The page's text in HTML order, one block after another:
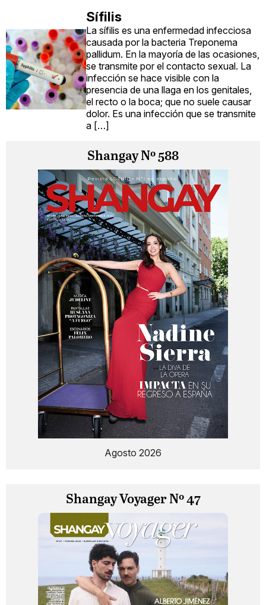
Sífilis
La sífilis es una enfermedad infecciosa
causada por la bacteria Treponema
pallidum. En la mayoría de las ocasiones,
se transmite por el contacto sexual. La
infección se hace visible con la
presencia de una llaga en los genitales,
el recto o la boca; que no suele causar
dolor. Es una infección que se transmite
a […]
Shangay Nº 588
Agosto 2026
Shangay Voyager Nº 47